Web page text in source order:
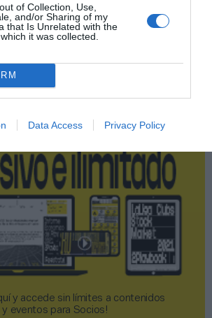
of Collection, Use,
and/or Sharing of my
that Is Unrelated with the
it was collected.
Data Access Privacy Policy
2P
y accede sin límites a contenidos
y eventos para Socios!​​​​​​​